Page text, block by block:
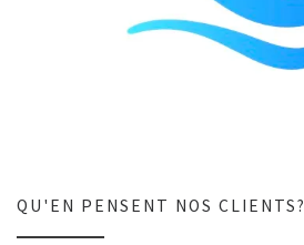
QU'EN PENSENT NOS CLIENTS?